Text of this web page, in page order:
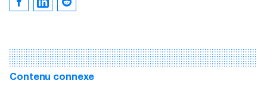
Contenu connexe